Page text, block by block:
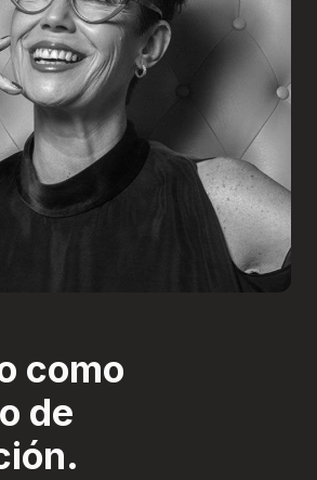
Inscribir
Boletería
como
de